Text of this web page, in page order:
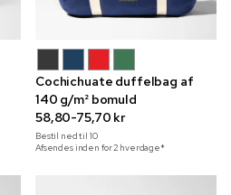
Cochichuate duffelbag af
140 g/m² bomuld
58,80-75,70 kr
Bestil ned til 10
Afsendes inden for 2 hverdage*